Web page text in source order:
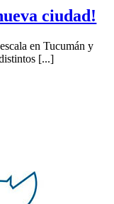
ciudad!
en Tucumán y
[...]